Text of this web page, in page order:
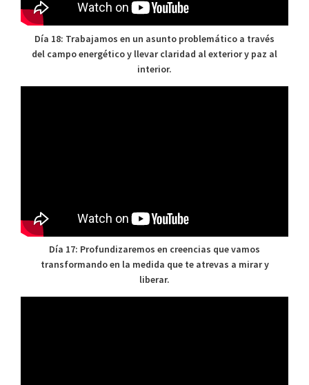
Día 18: Trabajamos en un asunto problemático a través
del campo energético y llevar claridad al exterior y paz al
interior.
Día 17: Profundizaremos en creencias que vamos
transformando en la medida que te atrevas a mirar y
liberar.